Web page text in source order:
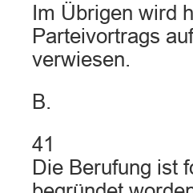
Im Übrigen wird
Parteivortrags
verwiesen.
B.
41
Die Berufung ist